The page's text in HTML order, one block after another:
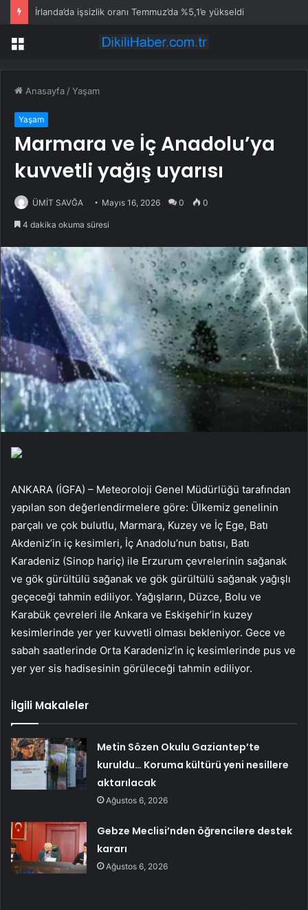
İrlanda’da işsizlik oranı Temmuz’da %5,1’e yükseldi
Menü
Anasayfa /Yaşam
Yaşam
Marmara ve İç Anadolu’ya
kuvvetli yağış uyarısı
ÜMİT SAVĞA Mayıs 16, 2026 0 0
4 dakika okuma süresi
ANKARA (İGFA) – Meteoroloji Genel Müdürlüğü tarafından
yapılan son değerlendirmelere göre: Ülkemiz genelinin
parçalı ve çok bulutlu, Marmara, Kuzey ve İç Ege, Batı
Akdeniz’in iç kesimleri, İç Anadolu’nun batısı, Batı
Karadeniz (Sinop hariç) ile Erzurum çevrelerinin sağanak
ve gök gürültülü sağanak ve gök gürültülü sağanak yağışlı
geçeceği tahmin ediliyor. Yağışların, Düzce, Bolu ve
Karabük çevreleri ile Ankara ve Eskişehir’in kuzey
kesimlerinde yer yer kuvvetli olması bekleniyor. Gece ve
sabah saatlerinde Orta Karadeniz’in iç kesimlerinde pus ve
yer yer sis hadisesinin görüleceği tahmin ediliyor.
İlgili Makaleler
Metin Sözen Okulu Gaziantep’te
kuruldu… Koruma kültürü yeni nesillere
aktarılacak
Ağustos 6, 2026
Gebze Meclisi’nden öğrencilere destek
kararı
Ağustos 6, 2026